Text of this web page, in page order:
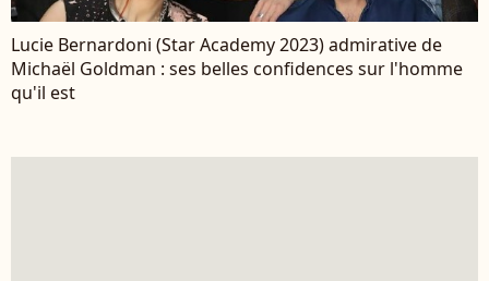
Lucie Bernardoni (Star Academy 2023) admirative de
Michaël Goldman : ses belles confidences sur l'homme
qu'il est